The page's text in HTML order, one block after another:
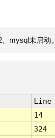
mysql未启动。
Line
14
324